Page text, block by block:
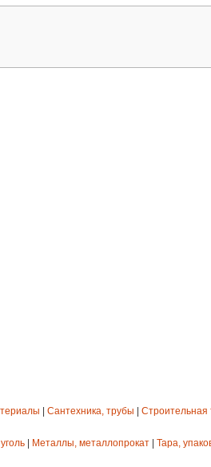
Сантехника, трубы Строительная
Металлы, металлопрокат Тара,